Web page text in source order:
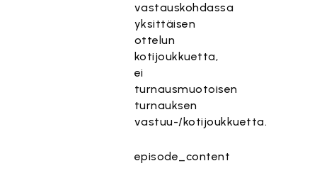
vastauskohdassa
yksittäisen
ottelun
kotijoukkuetta,
ei
turnausmuotoisen
turnauksen
vastuu-/kotijoukkuetta.
episode_content